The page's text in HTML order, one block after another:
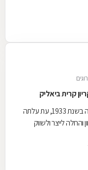
רשת קסטרו החלה את דרכה בשנת 1933, עת עלתה
לייצר ולשווק